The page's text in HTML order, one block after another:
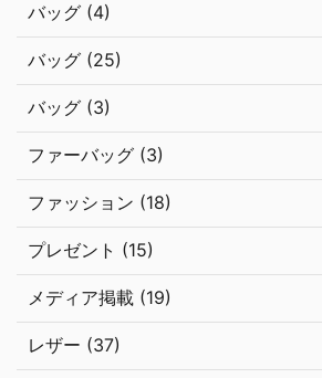
バッグ (4)
バッグ (25)
バッグ (3)
ファーバッグ (3)
ファッション (18)
プレゼント (15)
メディア掲載 (19)
レザー (37)